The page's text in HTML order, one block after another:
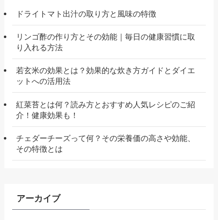
ドライトマト出汁の取り方と風味の特徴
リンゴ酢の作り方とその効能｜毎日の健康習慣に取
り入れる方法
若玄米の効果とは？効果的な炊き方ガイドとダイエ
ットへの活用法
紅菜苔とは何？読み方とおすすめ人気レシピのご紹
介！健康効果も！
チェダーチーズって何？その栄養価の高さや効能、
その特徴とは
アーカイブ